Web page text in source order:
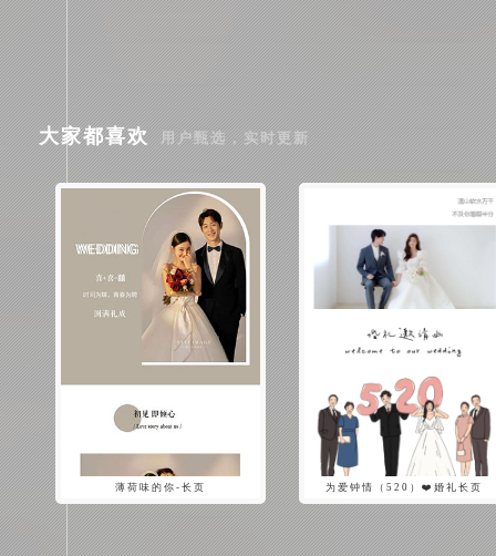
大家都喜欢用户甄选，实时更新
薄荷味的你-长页 为爱钟情（520）❤️婚礼长页